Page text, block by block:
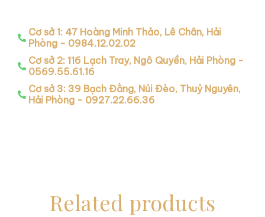
Cơ sở 1: 47 Hoàng Minh Thảo, Lê Chân, Hải
Phòng - 0984.12.02.02
Cơ sở 2: 116 Lạch Tray, Ngô Quyền, Hải Phòng -
0569.55.61.16
Cơ sở 3: 39 Bạch Đằng, Núi Đèo, Thuỷ Nguyên,
Hải Phòng - 0927.22.66.36
Related products